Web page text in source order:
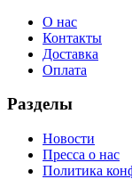
О нас
Контакты
Доставка
Оплата
Разделы
Новости
Пресса о нас
Политика